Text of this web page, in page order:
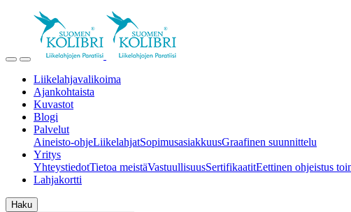
Liikelahjavalikoima
Ajankohtaista
Kuvastot
Blogi
Palvelut
Aineisto-ohjeLiikelahjatSopimusasiakkuusGraafinen suunnittelu
Yritys
YhteystiedotTietoa meistäVastuullisuusSertifikaatitEettinen ohjeistus
Lahjakortti
Haku